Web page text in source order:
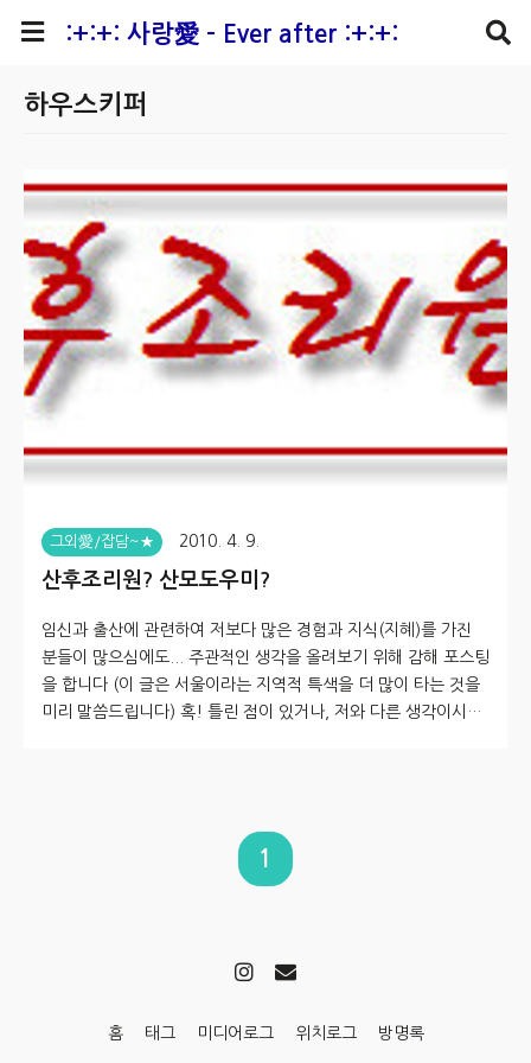
:+:+: 사랑愛 - Ever after :+:+:
하우스키퍼
그외愛/잡담~★ 2010. 4. 9.
산후조리원? 산모도우미?
임신과 출산에 관련하여 저보다 많은 경험과 지식(지혜)를 가진
분들이 많으심에도... 주관적인 생각을 올려보기 위해 감해 포스팅
을 합니다 (이 글은 서울이라는 지역적 특색을 더 많이 타는 것을
미리 말씀드립니다) 혹! 틀린 점이 있거나, 저와 다른 생각이시라
낳으면서 더욱 확실히 느낀 점들에 대한 것들을 정리해봅니다~^
^ 집사람이 산후조리원을 가고 싶어했기에, 전 싫지만 보냈습니
1
홈 태그 미디어로그 위치로그 방명록